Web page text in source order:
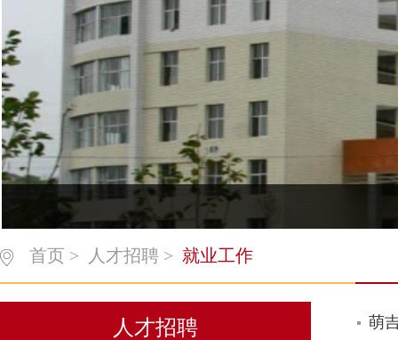
首页 > 人才招聘 > 就业工作
人才招聘 萌